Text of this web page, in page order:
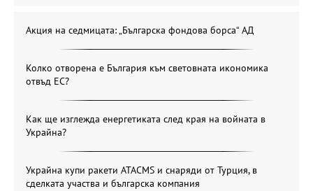
Акция на седмицата: „Българска фондова борса“ АД
Колко отворена е България към световната икономика
отвъд ЕС?
Как ще изглежда енергетиката след края на войната в
Украйна?
Украйна купи ракети ATACMS и снаряди от Турция, в
сделката участва и българска компания